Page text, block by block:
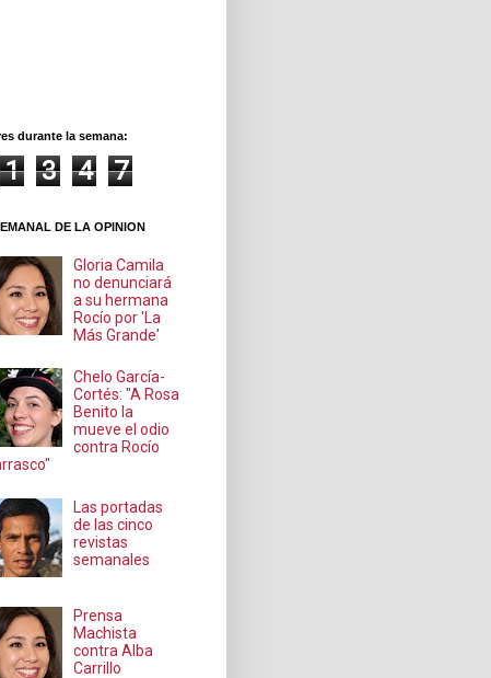
durante la semana:
1 3 4
7
DE LA OPINION
Gloria Camila
no denunciará
a su hermana
Rocío por 'La
Más Grande'
Chelo García-
Cortés: "A Rosa
Benito la
mueve el odio
contra Rocío
Las portadas
de las cinco
revistas
semanales
Prensa
Machista
contra Alba
Carrillo